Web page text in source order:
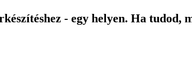
- egy helyen. Ha